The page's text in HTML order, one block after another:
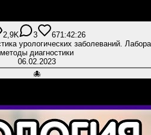
2,9K 3 671:42:26
методы диагностики
06.02.2023
🐙